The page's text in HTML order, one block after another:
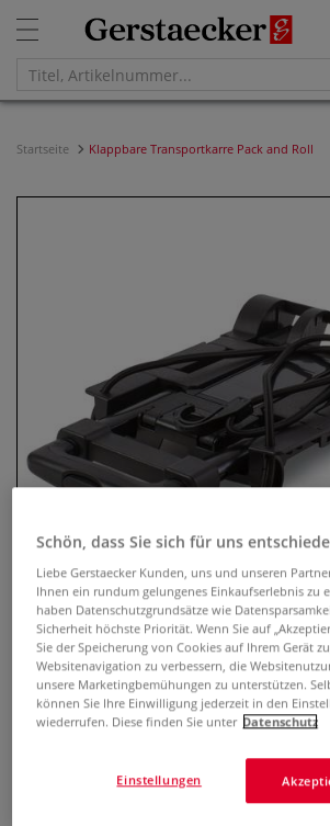
Startseite Klappbare Transportkarre Pack and Roll
Klappbare
and Roll
Schön, dass Sie sich für uns
Liebe Gerstaecker Kunden, uns und unseren
Ihnen ein rundum gelungenes Einkaufserlebnis zu
haben Datenschutzgrundsätze wie
Sicherheit höchste Priorität. Wenn Sie auf
Sie der Speicherung von Cookies auf Ihrem Gerät
Websitenavigation zu verbessern, die
unsere Marketingbemühungen zu unterstützen.
können Sie Ihre Einwilligung jederzeit in den
wiederrufen. Diese finden Sie unter Datenschutz
Einstellungen